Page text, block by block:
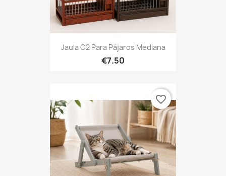
Jaula C2 Para Pájaros Mediana
€7.50
favorite_border